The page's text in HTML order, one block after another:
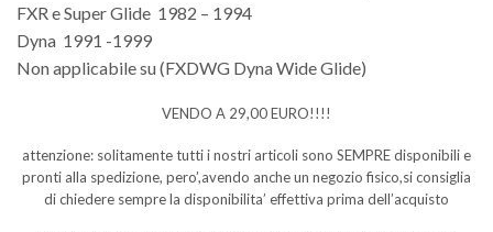
FXR e Super Glide 1982 – 1994
Dyna 1991 -1999
Non applicabile su (FXDWG Dyna Wide Glide)
VENDO A 29,00 EURO!!!!
attenzione: solitamente tutti i nostri articoli sono SEMPRE disponibili e
pronti alla spedizione, pero’,avendo anche un negozio fisico,si consiglia
di chiedere sempre la disponibilita’ effettiva prima dell’acquisto